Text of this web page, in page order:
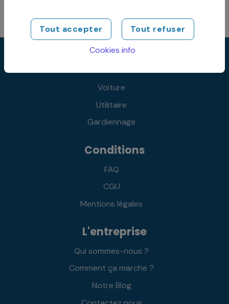
Voiture
Utilitaire
Gardiennage
Conditions
FAQ
CGU
Mentions légales
L'entreprise
Qui sommes-nous ?
Comment ça marche ?
Notre Blog
Tout accepter
Tout refuser
Cookies info